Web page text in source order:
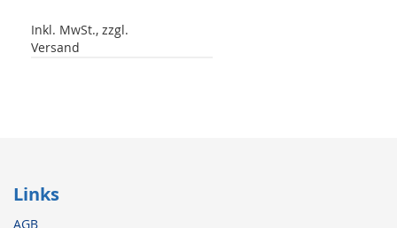
Inkl. MwSt., zzgl.
Versand
Links
AGB